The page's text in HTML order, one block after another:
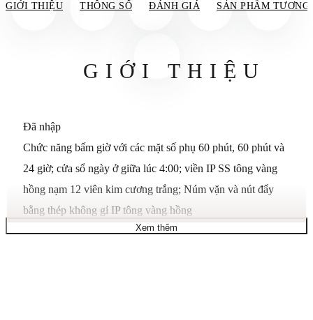
GIỚI THIỆU THÔNG SỐ ĐÁNH GIÁ SẢN PHẨM TƯƠNG
GIỚI THIỆU
Đã nhập
Chức năng bấm giờ với các mặt số phụ 60 phút, 60 phút và
24 giờ; cửa sổ ngày ở giữa lúc 4:00; viền IP SS tông vàng
hồng nạm 12 viên kim cương trắng; Núm vặn và nút đẩy
bằng thép không gỉ IP tông vàng hồng
Mặt số xà cừ trắng với tông vàng hồng & kim màu trắng,
Xem thêm